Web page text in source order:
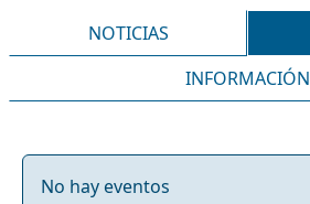
NOTICIAS
INFORMACIÓN
No hay eventos